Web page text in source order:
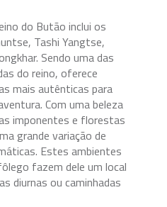
do Butão inclui os
Tashi Yangtse,
Sendo uma das
do reino, oferece
mais autênticas para
Com uma beleza
imponentes e florestas
grande variação de
Estes ambientes
fazem dele um local
diurnas ou caminhadas